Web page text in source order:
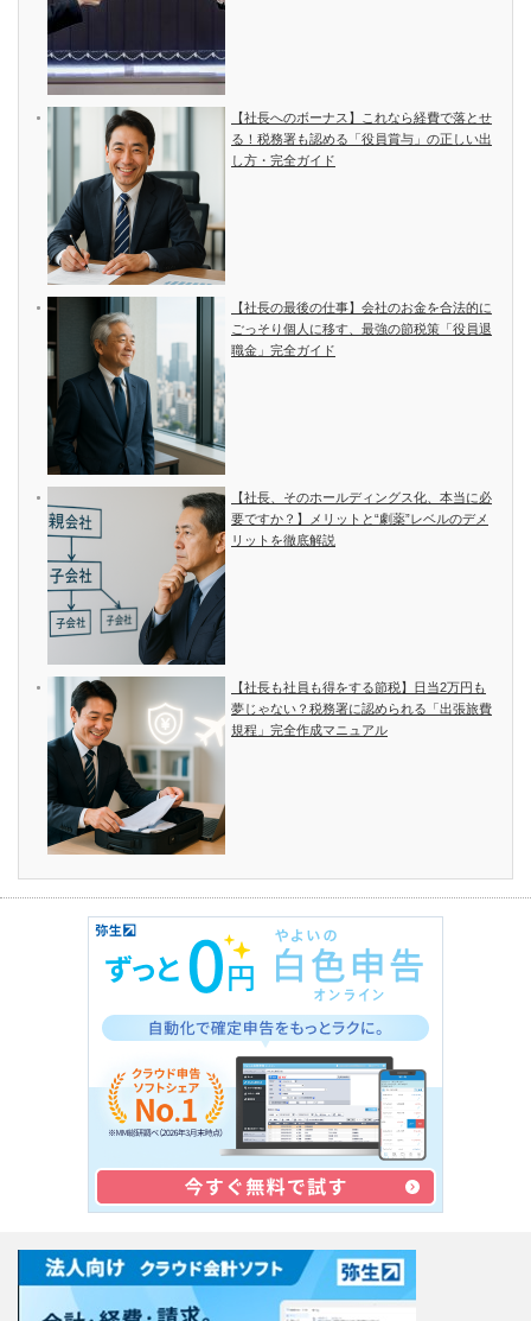
【社長へのボーナス】これなら経費で落とせ
る！税務署も認める「役員賞与」の正しい出
し方・完全ガイド
【社長の最後の仕事】会社のお金を合法的に
ごっそり個人に移す、最強の節税策「役員退
職金」完全ガイド
【社長、そのホールディングス化、本当に必
要ですか？】メリットと“劇薬”レベルのデメ
リットを徹底解説
【社長も社員も得をする節税】日当2万円も
夢じゃない？税務署に認められる「出張旅費
規程」完全作成マニュアル